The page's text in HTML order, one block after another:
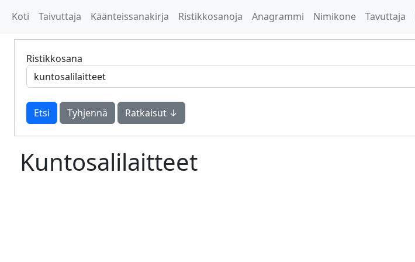
Koti Taivuttaja Käänteissanakirja Ristikkosanoja Anagrammi Nimikone Tavuttaja
Ristikkosana
Tyhjennä Ratkaisut ↓
Kuntosalilaitteet